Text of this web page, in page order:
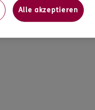
Alle akzeptieren